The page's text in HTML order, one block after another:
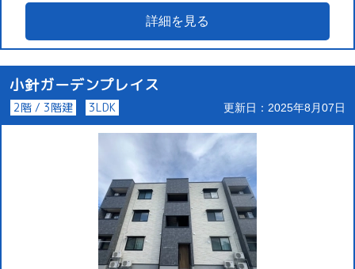
詳細を見る
小針ガーデンプレイス
2階 / 3階建 3LDK 更新日：2025年8月07日